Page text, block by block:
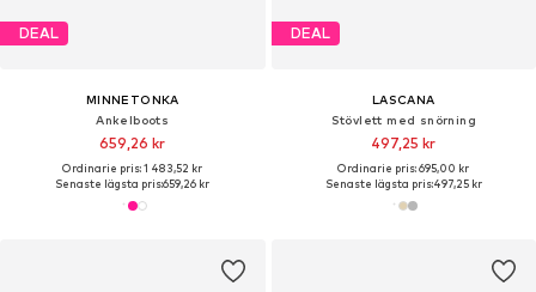
DEAL
MINNETONKA
Ankelboots
659,26 kr
Ordinarie pris: 1 483,52 kr
Senaste lägsta pris:659,26 kr
DEAL
LASCANA
Stövlett med snörning
497,25 kr
Ordinarie pris: 695,00 kr
Senaste lägsta pris:497,25 kr